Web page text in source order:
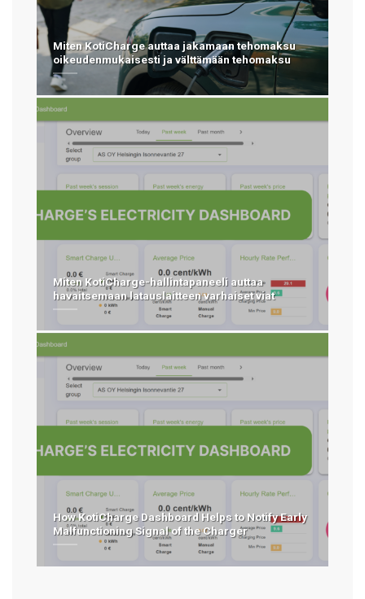
Miten KotiCharge auttaa jakamaan tehomaksu
oikeudenmukaisesti ja välttämään tehomaksu
Miten KotiCharge-hallintapaneeli auttaa
havaitsemaan latauslaitteen varhaiset viat
How KotiCharge Dashboard Helps to Notify Early
Malfunctioning Signal of the Charger